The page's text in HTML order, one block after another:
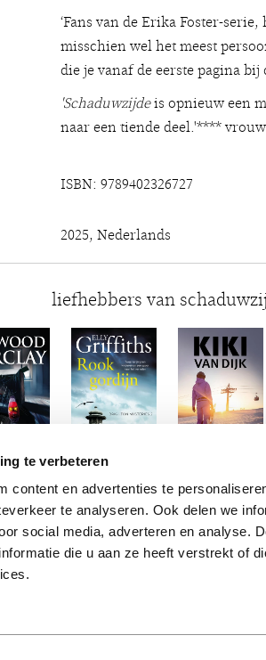
te verbeteren
content en advertenties te
te analyseren. Ook delen we
social media, adverteren en analyse.
die u aan ze heeft verstrekt of
‘Fans van de Erika Foster-
misschien wel het meest
die je vanaf de eerste pagina
'Schaduwzijdeis opnieuw een
naar een tiende deel.'****
ISBN: 9789402326727
2025, Nederlands
liefhebbers van